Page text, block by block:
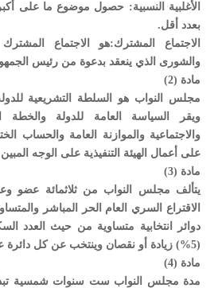
الأغلبية النسبية: حصول موضوع ما على
بعدد أقل.
الاجتماع المشترك:هو الاجتماع
والشورى الذي ينعقد بدعوة من رئيس
مادة (2)
مجلس النواب هو السلطة التشريعية
ويقر السياسة العامة للدولة والخطة
والاجتماعية والموازنة العامة والحساب
على أعمال الهيئة التنفيذية على الوجه
مادة (3)
يتألف مجلس النواب من ثلاثمائة عضو
الاقتراع السري العام الحر المباشر
دوائر انتخابية متساوية من حيث العدد
(5%) زيادة أو نقصان وينتخب عن كل دائرة عضو واحد.
مادة (4)
مدة مجلس النواب ست سنوات شمسية تبدأ